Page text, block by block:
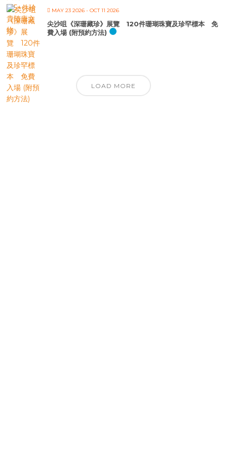
MAY 23 2026 - OCT 11 2026
尖沙咀《深珊藏珍》展覽 120件珊瑚珠寶及珍罕標本 免
費入場 (附預約方法)
LOAD MORE